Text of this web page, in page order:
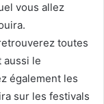
vous allez
toutes
aussi le
également les
sur les festivals